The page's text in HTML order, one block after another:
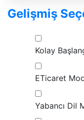
Gelişmiş
Kolay
ETicaret
Yabancı Dil